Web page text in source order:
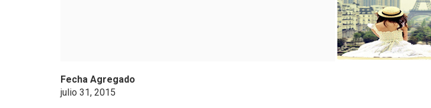
Fecha Agregado
julio 31, 2015